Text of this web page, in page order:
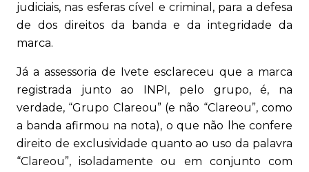
judiciais, nas esferas cível e criminal, para a defesa
de dos direitos da banda e da integridade da
marca.
Já a assessoria de Ivete esclareceu que a marca
registrada junto ao INPI, pelo grupo, é, na
verdade, “Grupo Clareou” (e não “Clareou”, como
a banda afirmou na nota), o que não lhe confere
direito de exclusividade quanto ao uso da palavra
“Clareou”, isoladamente ou em conjunto com